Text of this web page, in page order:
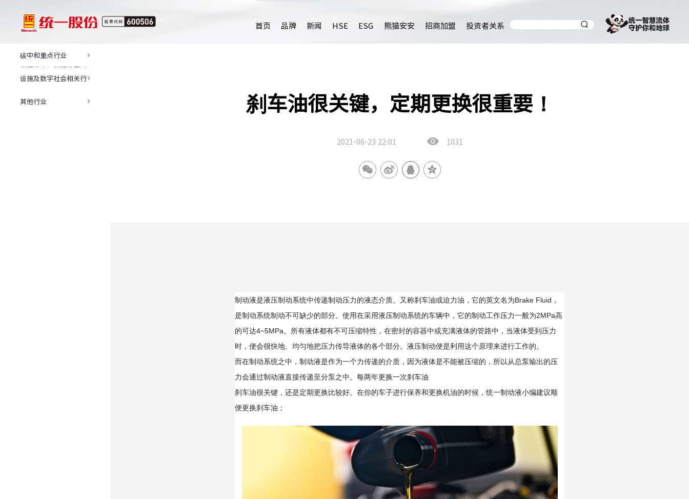
首页 品牌 新闻 HSE ESG 熊猫安安 招商加盟 投资者关系
碳中和重点行业
设施及数字社会相关行
其他行业
刹车油很关键，定期更换很重要！
2021-06-23 22:01 1031
制动液是液压制动系统中传递制动压力的液态介质。又称刹车油或迫力油，它的英文名为Brake Fluid，
是制动系统制动不可缺少的部分。使用在采用液压制动系统的车辆中，它的制动工作压力一般为2MPa高
的可达4~5MPa。所有液体都有不可压缩特性，在密封的容器中或充满液体的管路中，当液体受到压力
时，便会很快地、均匀地把压力传导液体的各个部分。液压制动便是利用这个原理来进行工作的。
而在制动系统之中，制动液是作为一个力传递的介质，因为液体是不能被压缩的，所以从总泵输出的压
力会通过制动液直接传递至分泵之中。每两年更换一次刹车油
刹车油很关键，还是定期更换比较好。在你的车子进行保养和更换机油的时候，统一制动液小编建议顺
便更换刹车油；